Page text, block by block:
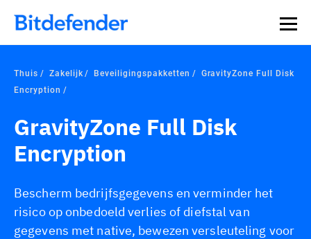
Thuis Zakelijk Beveiligingspakketten
GravityZone Full Disk
Encryption
GravityZone Full Disk
Encryption
Bescherm bedrijfsgegevens en verminder het
risico op onbedoeld verlies of diefstal van
gegevens met native, bewezen versleuteling voor